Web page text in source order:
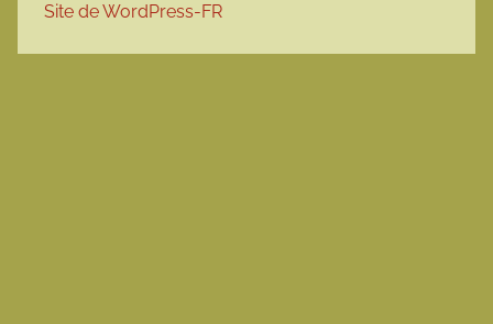
Site de WordPress-FR